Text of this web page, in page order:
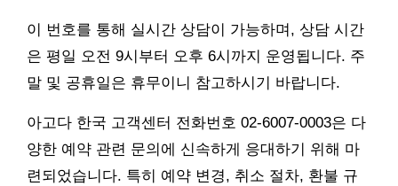
이 번호를 통해 실시간 상담이 가능하며, 상담 시간
은 평일 오전 9시부터 오후 6시까지 운영됩니다. 주
말 및 공휴일은 휴무이니 참고하시기 바랍니다.
아고다 한국 고객센터 전화번호 02-6007-0003은 다
양한 예약 관련 문의에 신속하게 응대하기 위해 마
련되었습니다. 특히 예약 변경, 취소 절차, 환불 규